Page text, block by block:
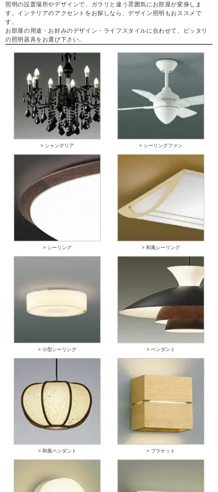
照明の設置場所やデザインで、ガラリと違う雰囲気にお部屋が変身しま
す。インテリアのアクセントをお探しなら、デザイン照明もおススメで
す。
お部屋の用途・お好みのデザイン・ライフスタイルに合わせて、ピッタリ
の照明器具をお選び下さい。
> シャンデリア > シーリングファン
> シーリング > 和風シーリング
> 小型シーリング > ペンダント
> 和風ペンダント > ブラケット